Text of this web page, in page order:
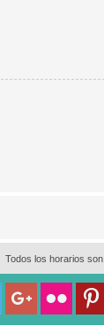
Todos los horarios son